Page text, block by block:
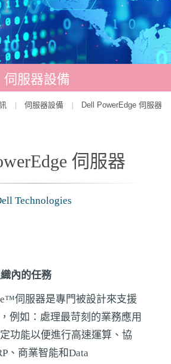
伺服器設備
伺服器設備 Dell PowerEdge 伺服器
伺服器
Technologies
內的任務
伺服器是專門被設計來支援
例如：處理最苛刻的業務應用
功能以便進行高速運算、協
、商業智能和Data